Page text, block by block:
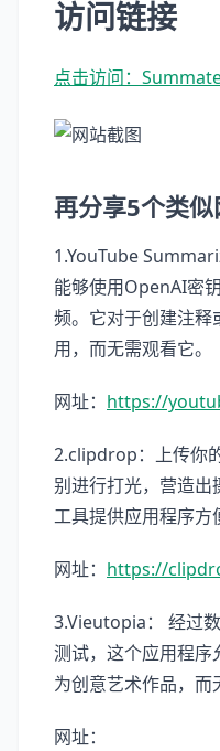
访问链接
点击访问：
再分享5个类似
1.YouTube
能够使用OpenAI密
频。它对于创建注释
用，而无需观看它。
网址： https://
2.clipdrop：上传你
别进行打光，营造
工具提供应用程序方
网址： https://
3.Vieutopia： 经过
测试，这个应用程序
为创意艺术作品，
网址：